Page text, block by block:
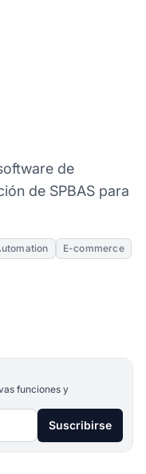
de
de SPBAS para
E-commerce
funciones y
Suscribirse